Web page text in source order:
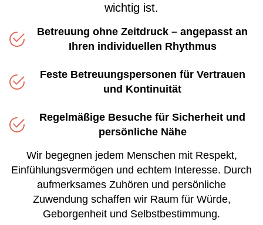
wichtig ist.
Betreuung ohne Zeitdruck – angepasst an
Ihren individuellen Rhythmus
Feste Betreuungspersonen für Vertrauen
und Kontinuität
Regelmäßige Besuche für Sicherheit und
persönliche Nähe
Wir begegnen jedem Menschen mit Respekt,
Einfühlungsvermögen und echtem Interesse. Durch
aufmerksames Zuhören und persönliche
Zuwendung schaffen wir Raum für Würde,
Geborgenheit und Selbstbestimmung.